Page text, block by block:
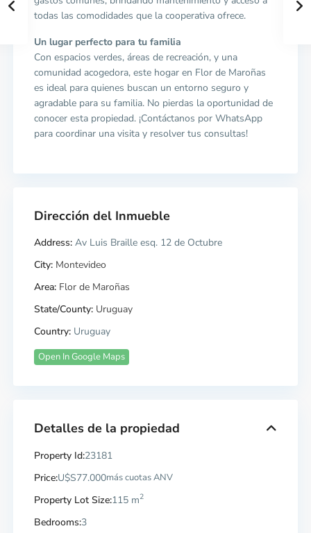
todas las comodidades que la cooperativa ofrece.
Un lugar perfecto para tu familia
Con espacios verdes, áreas de recreación, y una
comunidad acogedora, este hogar en Flor de Maroñas
es ideal para quienes buscan un entorno seguro y
agradable para su familia. No pierdas la oportunidad de
conocer esta propiedad. ¡Contáctanos por WhatsApp
para coordinar una visita y resolver tus consultas!
Dirección del Inmueble
Address:Av Luis Braille esq. 12 de Octubre
City: Montevideo
Area: Flor de Maroñas
State/County: Uruguay
Country:Uruguay
Open In Google Maps
Detalles de la propiedad
Property Id:23181
Price:U$S77.000más cuotas ANV
Property Lot Size:115 m2
Bedrooms:3